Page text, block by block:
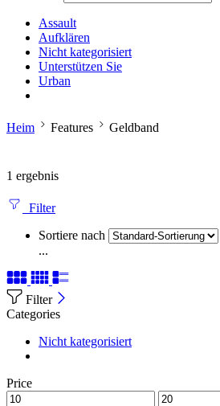
Assault
Aufklären
Nicht kategorisiert
Unterstützen Sie
Urban
Heim Features Geldband
1 ergebnis
Filter
Sortiere nach
...
Filter
Categories
Nicht kategorisiert
Price